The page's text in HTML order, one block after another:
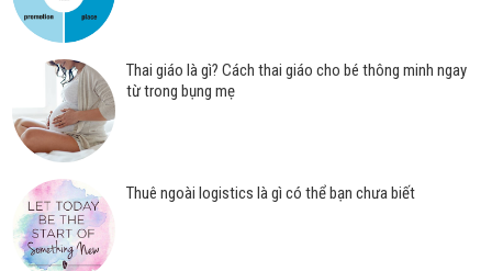
Thai giáo là gì? Cách thai giáo cho bé thông minh ngay
từ trong bụng mẹ
Thuê ngoài logistics là gì có thể bạn chưa biết